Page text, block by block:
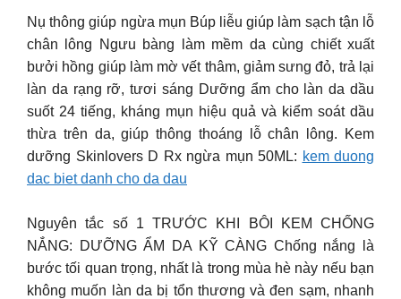
Nụ thông giúp ngừa mụn Búp liễu giúp làm sạch tận lỗ
chân lông Ngưu bàng làm mềm da cùng chiết xuất
bưởi hồng giúp làm mờ vết thâm, giảm sưng đỏ, trả lại
làn da rạng rỡ, tươi sáng Dưỡng ẩm cho làn da dầu
suốt 24 tiếng, kháng mụn hiệu quả và kiểm soát dầu
thừa trên da, giúp thông thoáng lỗ chân lông. Kem
dưỡng Skinlovers D Rx ngừa mụn 50ML: kem duong
dac biet danh cho da dau
Nguyên tắc số 1 TRƯỚC KHI BÔI KEM CHỐNG
NẮNG: DƯỠNG ẨM DA KỸ CÀNG Chống nắng là
bước tối quan trọng, nhất là trong mùa hè này nếu bạn
không muốn làn da bị tổn thương và đen sạm, nhanh